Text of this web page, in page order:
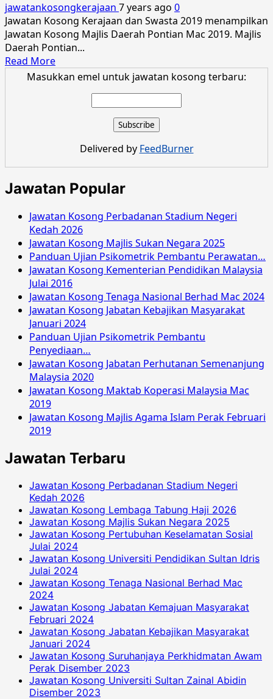
jawatankosongkerajaan 7 years ago 0
Jawatan Kosong Kerajaan dan Swasta 2019 menampilkan
Jawatan Kosong Majlis Daerah Pontian Mac 2019. Majlis
Daerah Pontian...
Read MoreRead
more
Pontian
Mac
2019
Masukkan emel untuk jawatan kosong terbaru:
Delivered by FeedBurner
Jawatan Popular
Jawatan Kosong Perbadanan Stadium Negeri
Kedah 2026
Jawatan Kosong Majlis Sukan Negara 2025
Panduan Ujian Psikometrik Pembantu Perawatan…
Jawatan Kosong Kementerian Pendidikan Malaysia
Julai 2016
Jawatan Kosong Tenaga Nasional Berhad Mac 2024
Jawatan Kosong Jabatan Kebajikan Masyarakat
Januari 2024
Panduan Ujian Psikometrik Pembantu
Penyediaan…
Jawatan Kosong Jabatan Perhutanan Semenanjung
Malaysia 2020
Jawatan Kosong Maktab Koperasi Malaysia Mac
2019
Jawatan Kosong Majlis Agama Islam Perak Februari
2019
Jawatan Terbaru
Jawatan Kosong Perbadanan Stadium Negeri
Kedah 2026
Jawatan Kosong Lembaga Tabung Haji 2026
Jawatan Kosong Majlis Sukan Negara 2025
Jawatan Kosong Pertubuhan Keselamatan Sosial
Julai 2024
Jawatan Kosong Universiti Pendidikan Sultan Idris
Julai 2024
Jawatan Kosong Tenaga Nasional Berhad Mac
2024
Jawatan Kosong Jabatan Kemajuan Masyarakat
Februari 2024
Jawatan Kosong Jabatan Kebajikan Masyarakat
Januari 2024
Jawatan Kosong Suruhanjaya Perkhidmatan Awam
Perak Disember 2023
Jawatan Kosong Universiti Sultan Zainal Abidin
Disember 2023